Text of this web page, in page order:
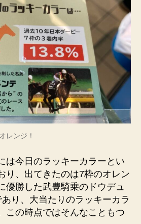
レンジ！
は今日のラッキーカラーとい
り、出てきたのは7枠のオレン
優勝した武豊騎乗のドウデュ
り、大当たりのラッキーカラ
この時点ではそんなこともつ